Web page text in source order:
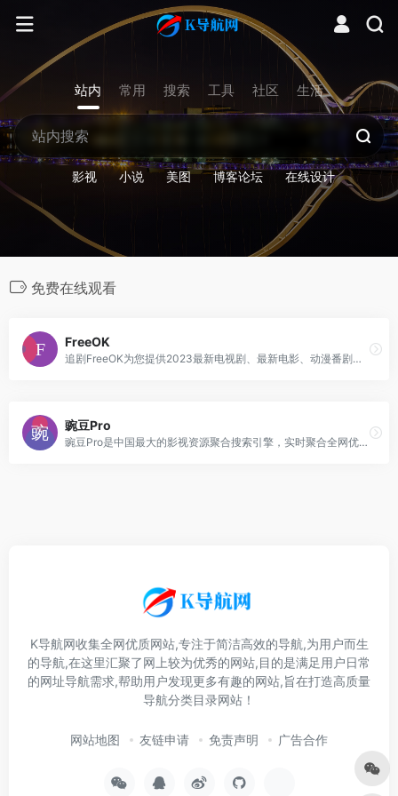
站内 常用 搜索 工具 社区 生活
影视 小说 美图 博客论坛 在线设计
免费在线观看
FreeOK
追剧FreeOK为您提供2023最新电视剧、最新电影、动漫番剧、学习课程，蓝光视频免费在线观看服务，无广告不卡，每天第一时间更新！
豌豆Pro
豌豆Pro是中国最大的影视资源聚合搜索引擎，实时聚合全网优质影视资源，同时支持在线、下载和字幕。电影、电视剧、动漫、综艺、记录片应有尽有。
K导航网收集全网优质网站,专注于简洁高效的导航,为用户而生
的导航,在这里汇聚了网上较为优秀的网站,目的是满足用户日常
的网址导航需求,帮助用户发现更多有趣的网站,旨在打造高质量
导航分类目录网站！
网站地图 友链申请 免责声明 广告合作